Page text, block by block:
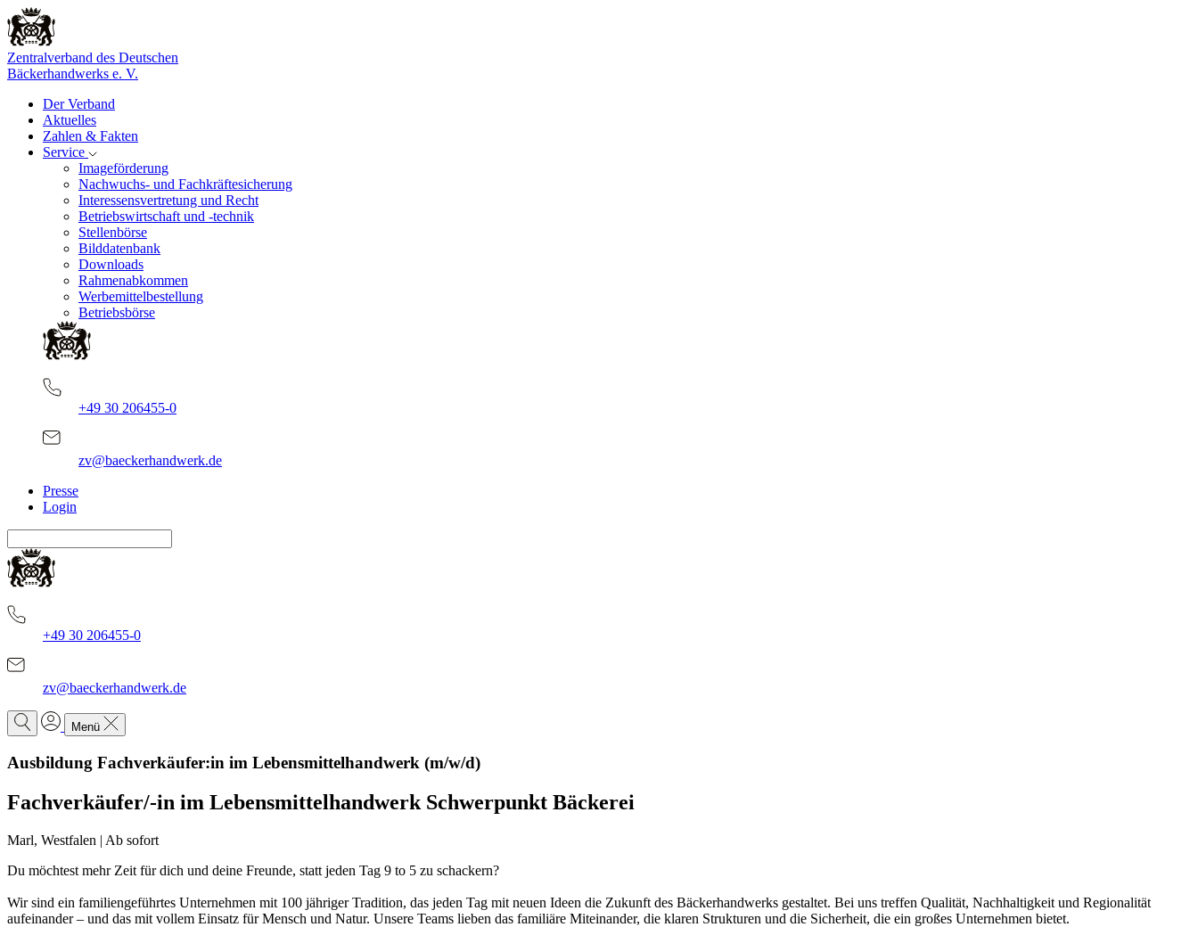
Zentralverband des Deutschen
Bäckerhandwerks e. V.
Der Verband
Aktuelles
Zahlen & Fakten
Service
Imageförderung
Nachwuchs- und Fachkräftesicherung
Interessensvertretung und Recht
Betriebswirtschaft und -technik
Stellenbörse
Bilddatenbank
Downloads
Rahmenabkommen
Werbemittelbestellung
Betriebsbörse
+49 30 206455-0
zv@baeckerhandwerk.de
Presse
Login
+49 30 206455-0
zv@baeckerhandwerk.de
Menü
Ausbildung Fachverkäufer:in im Lebensmittelhandwerk (m/w/d)
Fachverkäufer/-in im Lebensmittelhandwerk Schwerpunkt Bäckerei
Marl, Westfalen | Ab sofort
Du möchtest mehr Zeit für dich und deine Freunde, statt jeden Tag 9 to 5 zu schackern?
Wir sind ein familiengeführtes Unternehmen mit 100 jähriger Tradition, das jeden Tag mit neuen Ideen die Zukunft des Bäckerhandwerks gestaltet. Bei uns treffen Qualität, Nachhaltigkeit und Regionalität
aufeinander – und das mit vollem Einsatz für Mensch und Natur. Unsere Teams lieben das familiäre Miteinander, die klaren Strukturen und die Sicherheit, die ein großes Unternehmen bietet.